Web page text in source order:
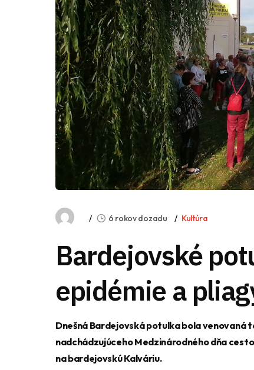
6 rokov dozadu Kultúra
Bardejovské
epidémie a
Dnešná Bardejovská potulka bola venovaná
nadchádzujúceho Medzinárodného dňa
na bardejovskú Kalváriu.